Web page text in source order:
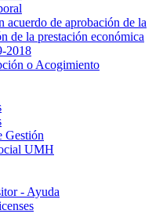
acuerdo de aprobación de la
de la prestación económica
2018
o Acogimiento
Gestión
UMH
- Ayuda